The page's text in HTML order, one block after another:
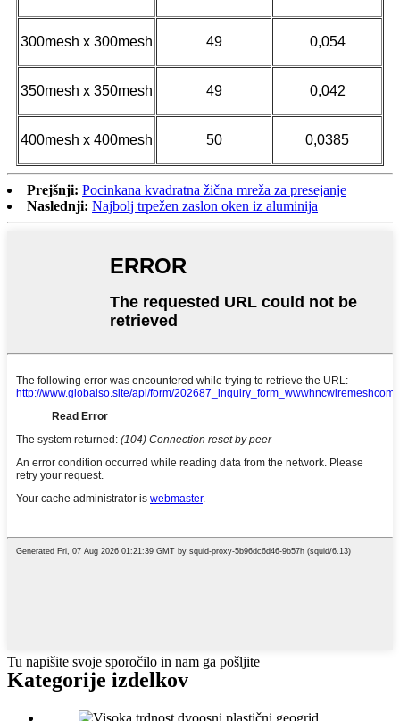
300mesh x 300mesh 49 0,054
350mesh x 350mesh 49 0,042
400mesh x 400mesh 50 0,0385
Prejšnji: Pocinkana kvadratna žična mreža za presejanje
Naslednji: Najbolj trpežen zaslon oken iz aluminija
Tu napišite svoje sporočilo in nam ga pošljite
Kategorije izdelkov